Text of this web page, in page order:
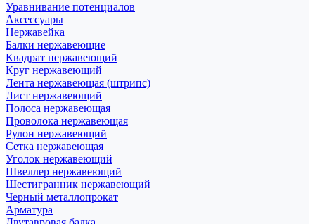
Уравнивание потенциалов
Аксессуары
Нержавейка
Балки нержавеющие
Квадрат нержавеющий
Круг нержавеющий
Лента нержавеющая (штрипс)
Лист нержавеющий
Полоса нержавеющая
Проволока нержавеющая
Рулон нержавеющий
Сетка нержавеющая
Уголок нержавеющий
Швеллер нержавеющий
Шестигранник нержавеющий
Черный металлопрокат
Арматура